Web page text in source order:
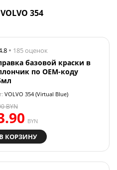
354
185 оценок
базовой краски в
по OEM-коду
VOLVO 354 (Virtual Blue)
BYN
BYN
В КОРЗИНУ